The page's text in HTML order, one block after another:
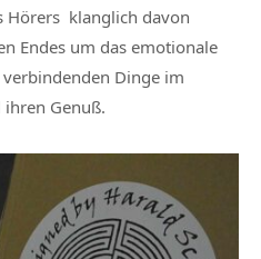
Hörers klanglich davon
Endes um das emotionale
Dinge im
Genuß.